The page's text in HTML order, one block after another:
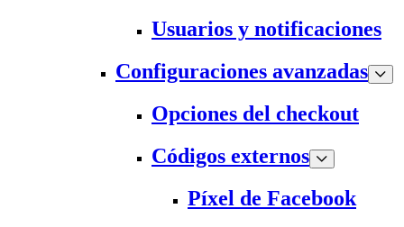
Usuarios y notificaciones
Configuraciones avanzadas
Opciones del checkout
Códigos externos
Píxel de Facebook